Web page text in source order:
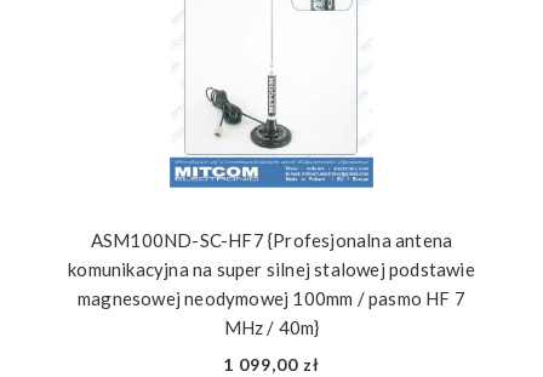
ASM100ND-SC-HF7 {Profesjonalna antena
komunikacyjna na super silnej stalowej podstawie
magnesowej neodymowej 100mm / pasmo HF 7
MHz / 40m}
1 099,00 zł